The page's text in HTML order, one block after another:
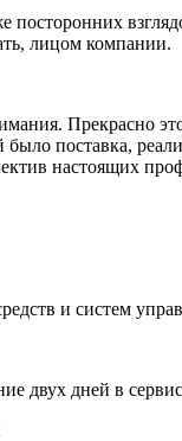
посторонних
лицом компании.
Прекрасно
поставка,
настоящих
и систем
двух дней в